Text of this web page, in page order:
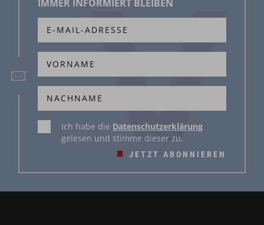
IMMER INFORMIERT BLEIBEN
JETZT ABONNIEREN
Ich habe die Datenschutzerklärung
gelesen und stimme dieser zu.